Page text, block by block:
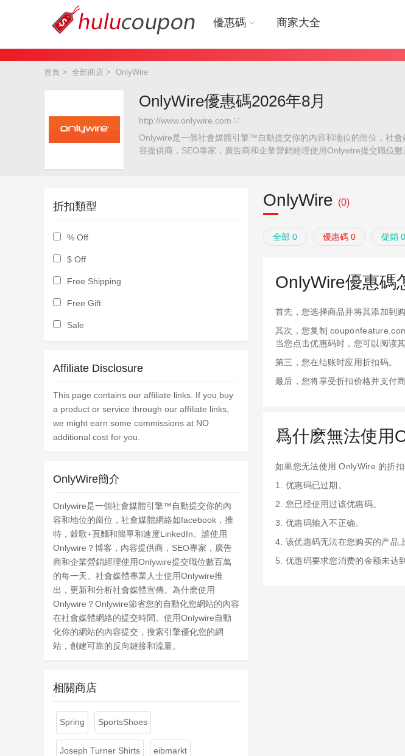
優惠碼 商家大全
首頁 > 全部商店 > OnlyWire
OnlyWire優惠碼2026年8月
http://www.onlywire.com
Onlywire是一個社會媒體引擎™自動提交你的內容和地位的崗位，社
容提供商，SEO專家，廣告商和企業營銷經理使用Onlywire提交職位
OnlyWire (0)
全部 0 優惠碼 0 促銷 0
OnlyWire優惠碼
首先，您选择商品并将其添加到
其次，您复制
当您点击优惠码时，您可以阅读其
第三，您在结账时应用折扣码。
最后，您将享受折扣价格并支付商
爲什麽無法使用
如果您无法使用 OnlyWire 的折
1. 优惠码已过期。
2. 您已经使用过该优惠码。
3. 优惠码输入不正确。
4. 该优惠码无法在您购买的产品
5. 优惠码要求您消费的金额未达
折扣類型
% Off
$ Off
Free Shipping
Free Gift
Sale
Affiliate Disclosure
This page contains our affiliate links. If you buy
a product or service through our affiliate links,
we might earn some commissions at NO
additional cost for you.
OnlyWire簡介
Onlywire是一個社會媒體引擎™自動提交你的內
容和地位的崗位，社會媒體網絡如facebook，推
特，穀歌+頁麵和簡單和速度LinkedIn。誰使用
Onlywire？博客，內容提供商，SEO專家，廣告
商和企業營銷經理使用Onlywire提交職位數百萬
的每一天。社會媒體專業人士使用Onlywire推
出，更新和分析社會媒體宣傳。為什麽使用
Onlywire？Onlywire節省您的自動化您網站的內容
在社會媒體網絡的提交時間。使用Onlywire自動
化你的網站的內容提交，搜索引擎優化您的網
站，創建可靠的反向鏈接和流量。
相關商店
Spring SportsShoes
Joseph Turner Shirts eibmarkt